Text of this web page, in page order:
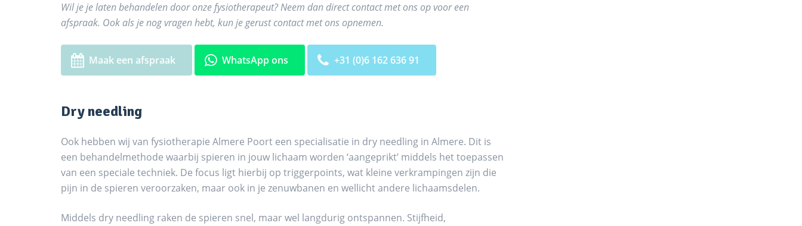
Wil je je laten behandelen door onze fysiotherapeut? Neem dan direct contact met ons op voor een
afspraak. Ook als je nog vragen hebt, kun je gerust contact met ons opnemen.
Maak een afspraak WhatsApp ons +31 (0)6 162 636 91
Dry needling
Ook hebben wij van fysiotherapie Almere Poort een specialisatie in dry needling in Almere. Dit is
een behandelmethode waarbij spieren in jouw lichaam worden ‘aangeprikt’ middels het toepassen
van een speciale techniek. De focus ligt hierbij op triggerpoints, wat kleine verkrampingen zijn die
pijn in de spieren veroorzaken, maar ook in je zenuwbanen en wellicht andere lichaamsdelen.
Middels dry needling raken de spieren snel, maar wel langdurig ontspannen. Stijfheid,